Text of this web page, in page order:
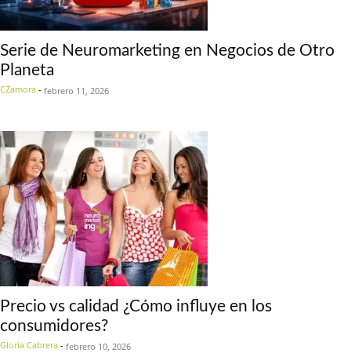
Serie de Neuromarketing en Negocios de Otro
Planeta
CZamora - febrero 11, 2026
Precio vs calidad ¿Cómo influye en los
consumidores?
Gloria Cabrera - febrero 10, 2026